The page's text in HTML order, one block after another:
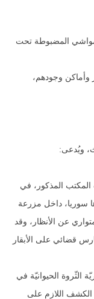
المضبوطة تحت
وأماكن وجودهم،
ويُدعى:
دوريّات المكتب المذكور، في
حلوب مصدرها سوريا، داخل مزرعة
عام 1974، سوري) المتواري عن الأنظار، وقد
قضائي على الأبقار
الثّروة الحيوانيّة في
الكشف اللازم على